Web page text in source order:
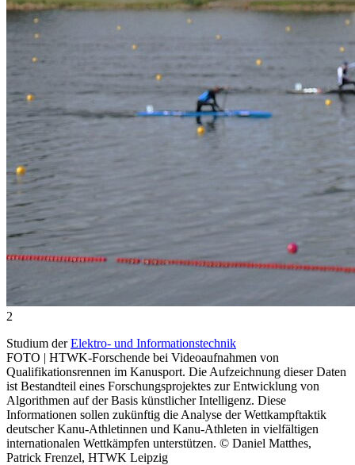
2
Studium derElektro- und Informationstechnik
FOTO | HTWK-Forschende bei Videoaufnahmen von
Qualifikationsrennen im Kanusport. Die Aufzeichnung dieser Daten
ist Bestandteil eines Forschungsprojektes zur Entwicklung von
Algorithmen auf der Basis künstlicher Intelligenz. Diese
Informationen sollen zukünftig die Analyse der Wettkampftaktik
deutscher Kanu-Athletinnen und Kanu-Athleten in vielfältigen
internationalen Wettkämpfen unterstützen. © Daniel Matthes,
Patrick Frenzel, HTWK Leipzig